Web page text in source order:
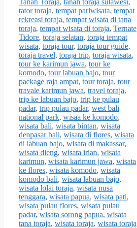
Tanah Toraja, tanah toraja sulawesi,
tator toraja, tempat pariwisata, tempat
rekreasi toraja, tempat wisata di tana
toraja, tempat wisata di toraja, Ternate
Tidore, toraja selatan, toraja tempat
wisata, toraja tour, toraja tour guide,
toraja travel, toraja trip, toraja wisata,
tour ke karimun jawa, tour ke
komodo, tour labuan bajo, tour
package raja ampat, tour toraja, tour
travale karimun jawa, travel toraja,
trip ke labuan bajo, trip ke pulau
padar, trip pulau padar, west bali
national park, wisaa ke komodo,
wisata bali, wisata bintan, wisata
denpasar bali, wisata di flores, wisata
di labuan bajo, wisata di makassar,
wisata dieng, wisata irian, wisata
karimun, wisata karimun jawa, wisata
ke flores, wisata komodo, wisata
komodo bali, wisata labuan bajo,
wisata lolai toraja, wisata nusa
tenggara, wisata papua, wisata pati,
wisata pulau flores, wisata pulau
padar, wisata sorong papua, wisata
tana toraja, wisata toraja, wisata toraja